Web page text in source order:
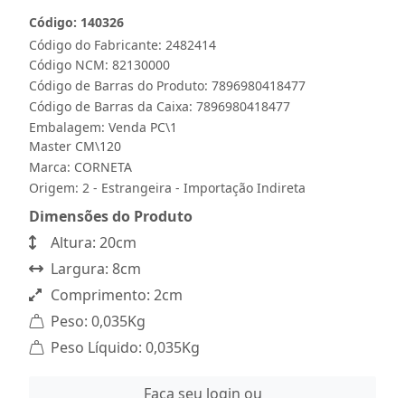
Código do Fabricante: 2482414
Código: 140326
Código NCM: 82130000
Código de Barras do Produto: 7896980418477
Código de Barras da Caixa: 7896980418477
Embalagem: Venda PC\1
Master CM\120
Marca: CORNETA
Origem: 2 - Estrangeira - Importação Indireta
Dimensões do Produto
Altura: 20cm
Largura: 8cm
Comprimento: 2cm
Peso: 0,035Kg
Peso Líquido: 0,035Kg
Faça seu login ou